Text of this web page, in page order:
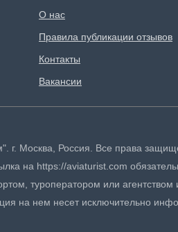
О нас
Правила публикации отзывов
Контакты
Вакансии
г. Москва, Россия. Все права
на https://aviaturist.com
туроператором или агентством
на нем несет исключительно